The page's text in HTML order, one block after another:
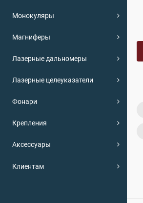
Монокуляры
Магниферы
Лазерные дальномеры
Лазерные целеуказатели
Фонари
Крепления
Аксессуары
Клиентам